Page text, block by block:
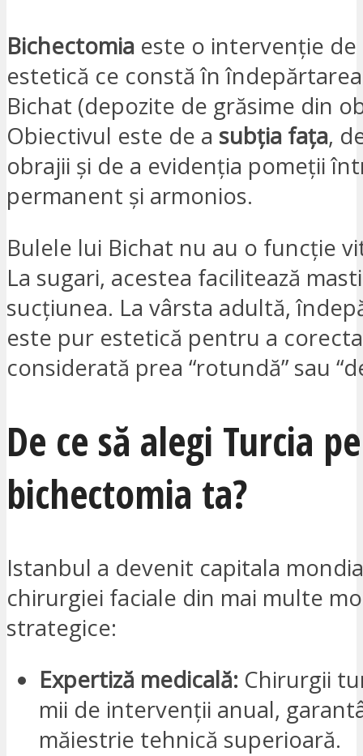
Bichectomia este o intervenție
estetică ce constă în
Bichat (depozite de grăsime din
Obiectivul este de a subția fața,
obrajii și de a evidenția pomeții
permanent și armonios.
Bulele lui Bichat nu au o funcție
La sugari, acestea facilitează
sucțiunea. La vârsta adultă,
este pur estetică pentru a
considerată prea “rotundă” sau
De ce să alegi Turcia
bichectomia ta?
Istanbul a devenit capitala
chirurgiei faciale din mai multe
strategice:
Expertiză medicală: Chirurgii
mii de intervenții anual,
măiestrie tehnică superioară.